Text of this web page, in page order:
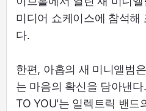
미디어 쇼케이스에 참석해
다.
한편, 아홉의 새 미니앨범
는 마음의 확신을 담아낸
TO YOU'는 일렉트릭 밴드